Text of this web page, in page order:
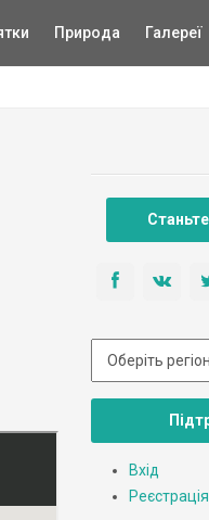
Природа Галереї
Вхід
Реєстрація